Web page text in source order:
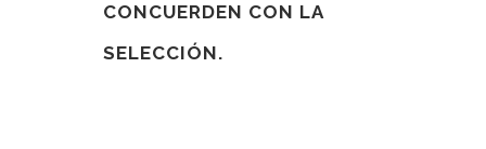
CONCUERDEN CON LA
SELECCIÓN.